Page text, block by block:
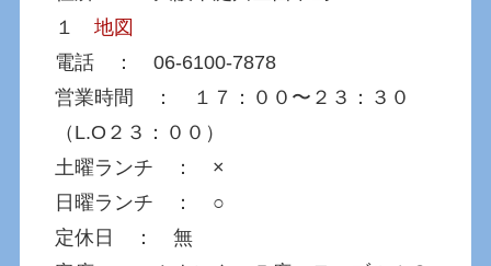
１地図
電話 ： 06-6100-7878
営業時間 ： １７：００〜２３：３０
（L.O２３：００）
土曜ランチ ： ×
日曜ランチ ： ○
定休日 ： 無